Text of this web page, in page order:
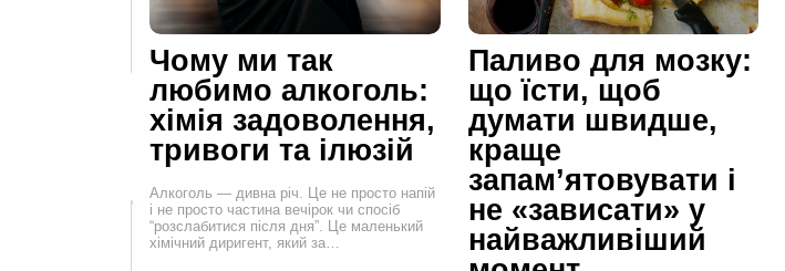
Чому ми так
любимо алкоголь:
хімія задоволення,
тривоги та ілюзій
Алкоголь — дивна річ. Це не просто напій
і не просто частина вечірок чи спосіб
“розслабитися після дня”. Це маленький
хімічний диригент, який за…
Паливо для мозку:
що їсти, щоб
думати швидше,
краще
запам’ятовувати і
не «зависати» у
найважливіший